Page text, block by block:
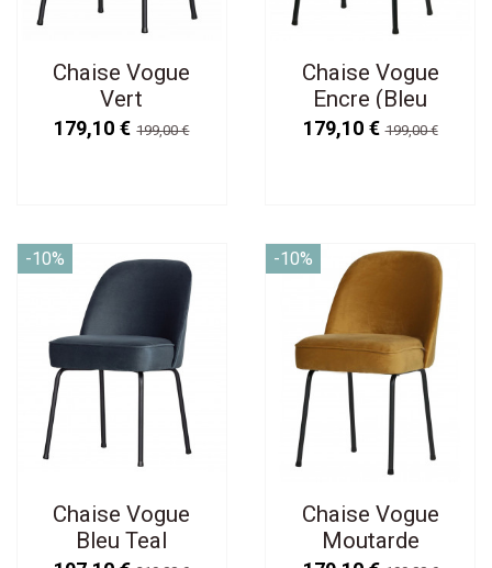
Chaise Vogue
Vert
179,10 €199,00 €
Chaise Vogue
Encre (Bleu
Foncé)
179,10 €199,00 €
-10%
Chaise Vogue
Bleu Teal
-10%
Chaise Vogue
Moutarde